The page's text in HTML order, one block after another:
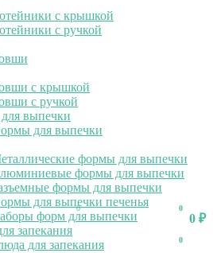
0
0 ₽
0
0
с крышкой
с ручкой
с крышкой
с ручкой
выпечки
для выпечки
формы для выпечки
формы для выпечки
формы для выпечки
для выпечки печенья
форм для выпечки
запекания
для запекания